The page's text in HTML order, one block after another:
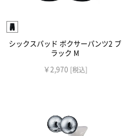
シックスパッド ボクサーパンツ2 ブ
ラック M
￥2,970 [税込]